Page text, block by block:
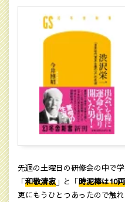
先週の土曜日の研修会の中で
「和敬清寂」と「時泥棒は10
更にもうひとつあったので触